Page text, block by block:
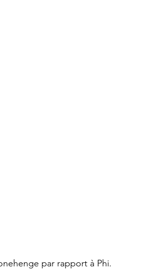
par rapport à Phi.